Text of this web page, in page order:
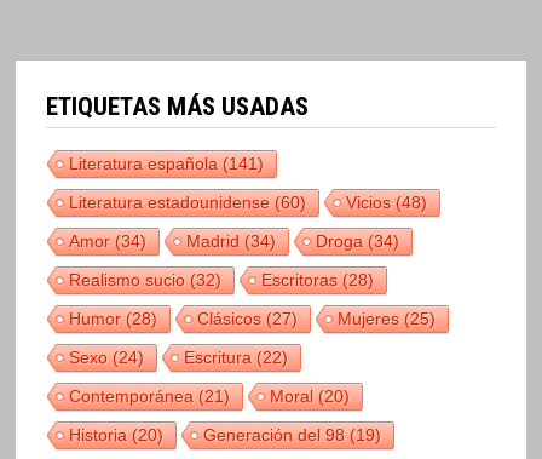
ETIQUETAS MÁS USADAS
Literatura española(141)
Literatura estadounidense(60) Vicios(48)
Amor(34) Madrid(34) Droga(34)
Realismo sucio(32) Escritoras(28)
Humor(28) Clásicos(27) Mujeres(25)
Sexo(24) Escritura(22)
Contemporánea(21) Moral(20)
Historia(20) Generación del 98(19)